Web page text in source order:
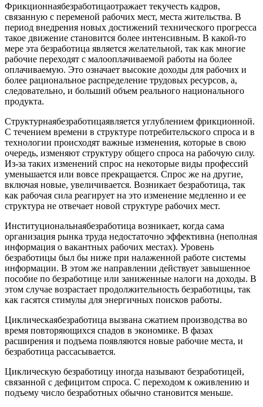
Фрикционнаябезработицаотражает текучесть кадров,
связанную с переменой рабочих мест, места жительства. В
период внедрения новых достижений технического прогресса
такое движение становится более интенсивным. В какой-то
мере эта безработица является желательной, так как многие
рабочие переходят с малооплачиваемой работы на более
оплачиваемую. Это означает высокие доходы для рабочих и
более рациональное распределение трудовых ресурсов, а,
следовательно, и больший объем реального национального
продукта.
Структурнаябезработицаявляется углублением фрикционной.
С течением времени в структуре потребительского спроса и в
технологии происходят важные изменения, которые в свою
очередь, изменяют структуру общего спроса на рабочую силу.
Из-за таких изменений спрос на некоторые виды профессий
уменьшается или вовсе прекращается. Спрос же на другие,
включая новые, увеличивается. Возникает безработица, так
как рабочая сила реагирует на это изменение медленно и ее
структура не отвечает новой структуре рабочих мест.
Институциональнаябезработица возникает, когда сама
организация рынка труда недостаточно эффективна (неполная
информация о вакантных рабочих местах). Уровень
безработицы был бы ниже при налаженной работе системы
информации. В этом же направлении действует завышенное
пособие по безработице или заниженные налоги на доходы. В
этом случае возрастает продолжительность безработицы, так
как гасятся стимулы для энергичных поисков работы.
Циклическаябезработица вызвана сжатием производства во
время повторяющихся спадов в экономике. В фазах
расширения и подъема появляются новые рабочие места, и
безработица рассасывается.
Циклическую безработицу иногда называют безработицей,
связанной с дефицитом спроса. С переходом к оживлению и
подъему число безработных обычно становится меньше.